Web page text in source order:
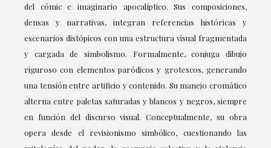
del cómic e imaginario apocalíptico. Sus composiciones,
densas y narrativas, integran referencias históricas y
escenarios distópicos con una estructura visual fragmentada
y cargada de simbolismo. Formalmente, conjuga dibujo
riguroso con elementos paródicos y grotescos, generando
una tensión entre artificio y contenido. Su manejo cromático
alterna entre paletas saturadas y blancos y negros, siempre
en función del discurso visual. Conceptualmente, su obra
opera desde el revisionismo simbólico, cuestionando las